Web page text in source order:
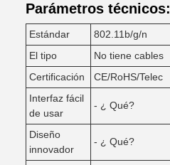
Parámetros técnicos:
Estándar
802.11b/g/n
El tipo
No tiene cables
Certificación
CE/RoHS/Telec
Interfaz fácil
de usar
- ¿ Qué?
Diseño
innovador
- ¿ Qué?